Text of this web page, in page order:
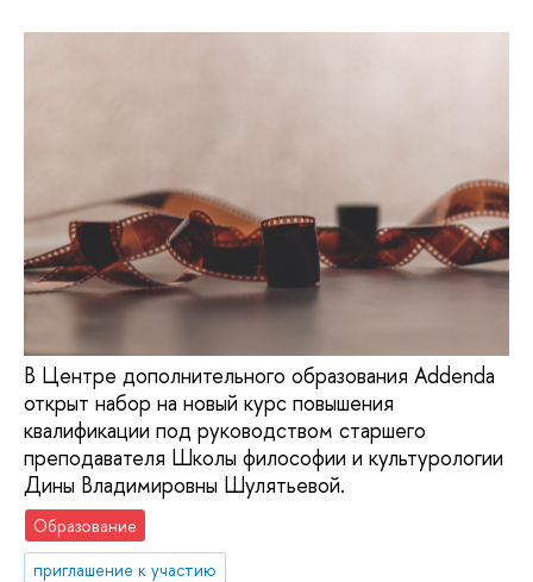
В Центре дополнительного образования Addenda
открыт набор на новый курс повышения
квалификации под руководством старшего
преподавателя Школы философии и культурологии
Дины Владимировны Шулятьевой.
Образование
приглашение к участию